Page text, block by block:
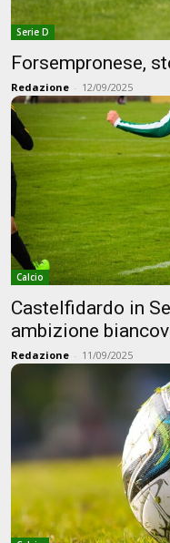
Serie D
Forsempronese,
Redazione - 12/09/2025
Calcio
Castelfidardo in
ambizione
Redazione - 11/09/2025